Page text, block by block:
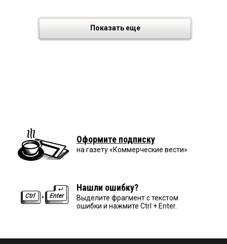
Показать еще
Оформите подписку
на газету «Коммерческие вести»
Нашли ошибку?
Выделите фрагмент с текстом
ошибки и нажмите Ctrl + Enter.